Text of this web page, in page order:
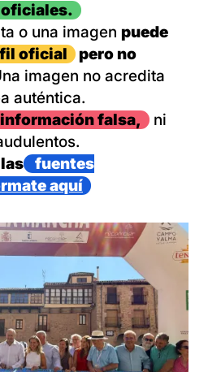
o una imagen puede
oficial
pero no
imagen no acredita
auténtica.
falsa,
ni
fuentes
aquí